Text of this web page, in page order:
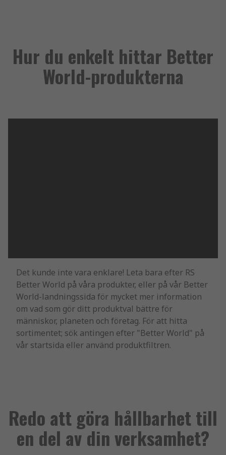
Hur du enkelt hittar Better
World-produkterna
Det kunde inte vara enklare! Leta bara efter RS
Better World på våra produkter, eller på vår Better
World-landningssida för mycket mer information
om vad som gör ditt produktval bättre för
människor, planeten och företag. För att hitta
sortimentet; sök antingen efter "Better World" på
vår startsida eller använd produktfiltren.
Redo att göra hållbarhet till
en del av din verksamhet?